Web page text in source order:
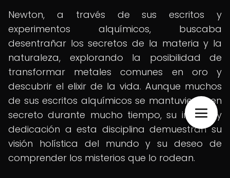
Newton, a través de sus escritos y
experimentos alquímicos, buscaba
desentrañar los secretos de la materia y la
naturaleza, explorando la posibilidad de
transformar metales comunes en oro y
descubrir el elixir de la vida. Aunque muchos
de sus escritos alquímicos se mantuvieron en
secreto durante mucho tiempo, su interés y
dedicación a esta disciplina demuestran su
visión holística del mundo y su deseo de
comprender los misterios que lo rodean.